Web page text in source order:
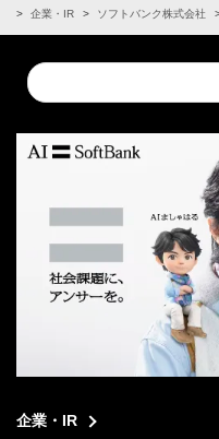
企業・IR ソフトバンク株式会社
Conduct
a
企業・IR